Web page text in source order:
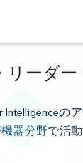
ーダ
の
器分野で活